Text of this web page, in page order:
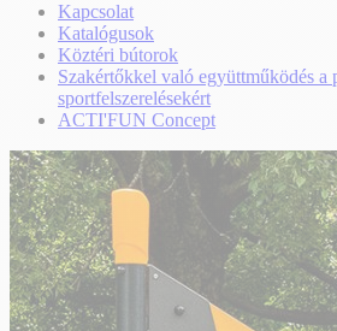
Kapcsolat
Katalógusok
Köztéri bútorok
Szakértőkkel való együttműködés a
sportfelszerelésekért
ACTI'FUN Concept